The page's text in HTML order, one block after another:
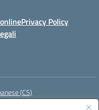
Privacy Policy
(CS)